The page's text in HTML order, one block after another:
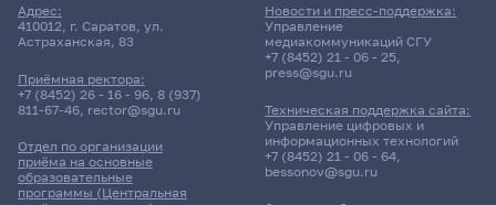
Адрес:
410012, г. Саратов, ул.
Астраханская, 83
Приёмная ректора:
+7 (8452) 26 - 16 - 96, 8 (937)
811-67-46, rector@sgu.ru
Отдел по организации
приёма на основные
образовательные
программы (Центральная
Новости и пресс-поддержка:
Управление
медиакоммуникаций СГУ
+7 (8452) 21 - 06 - 25,
press@sgu.ru
Техническая поддержка сайта:
Управление цифровых и
информационных технологий
+7 (8452) 21 - 06 - 64,
bessonov@sgu.ru